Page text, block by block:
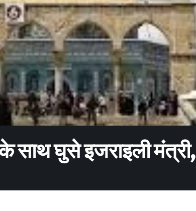
साथ घुसे इजराइली मंत्री,